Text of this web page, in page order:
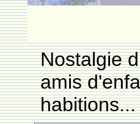
Nostalgie
amis